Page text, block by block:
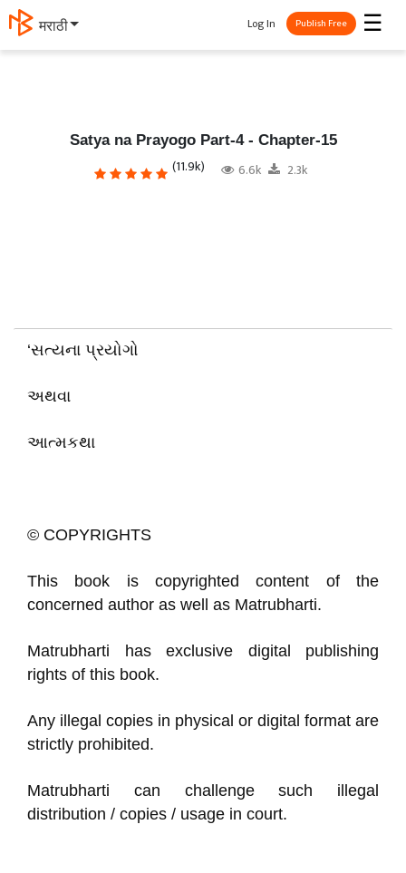
मराठी ☰
Log In Publish Free
Satya na Prayogo Part-4 - Chapter-15
(11.9k) 6.6k 2.3k
‘સત્યના પ્રયોગો
અથવા
આત્મકથા
© COPYRIGHTS
This book is copyrighted content of the
concerned author as well as Matrubharti.
Matrubharti has exclusive digital publishing
rights of this book.
Any illegal copies in physical or digital format are
strictly prohibited.
Matrubharti can challenge such illegal
distribution / copies / usage in court.